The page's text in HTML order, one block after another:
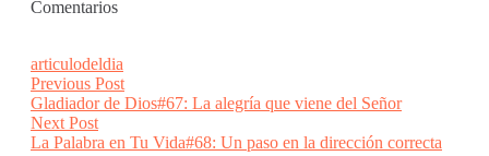
Comentarios
articulodeldia
Post
navigation
Previous PostPrevious
post:
Gladiador de Dios#67: La alegría que viene del Señor
Next PostNext
post:
La Palabra en Tu Vida#68: Un paso en la dirección correcta